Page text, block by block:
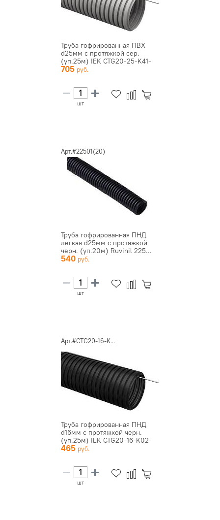
Труба гофрированная ПВХ
d25мм с протяжкой сер.
(уп.25м) IEK CTG20-25-K41-
02...
705
шт
Арт.#22501(20)
Труба гофрированная ПНД
легкая d25мм с протяжкой
черн. (уп.20м) Ruvinil 225...
540
шт
Арт.#CTG20-16-K...
Труба гофрированная ПНД
d16мм с протяжкой черн.
(уп.25м) IEK CTG20-16-K02-
0...
465
шт